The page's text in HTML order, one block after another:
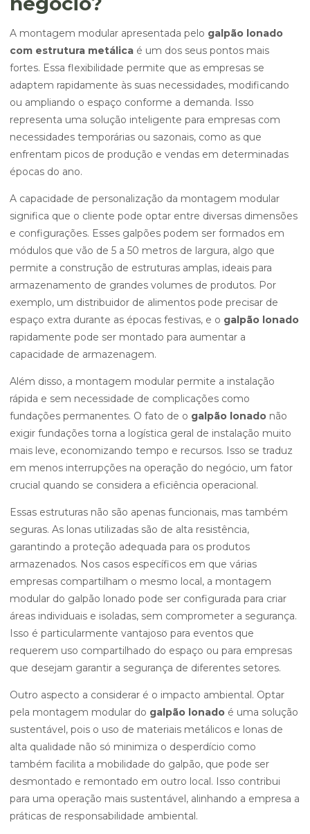
A montagem modular apresentada pelo galpão lonado
com estrutura metálica é um dos seus pontos mais
fortes. Essa flexibilidade permite que as empresas se
adaptem rapidamente às suas necessidades, modificando
ou ampliando o espaço conforme a demanda. Isso
representa uma solução inteligente para empresas com
necessidades temporárias ou sazonais, como as que
enfrentam picos de produção e vendas em determinadas
épocas do ano.
A capacidade de personalização da montagem modular
significa que o cliente pode optar entre diversas dimensões
e configurações. Esses galpões podem ser formados em
módulos que vão de 5 a 50 metros de largura, algo que
permite a construção de estruturas amplas, ideais para
armazenamento de grandes volumes de produtos. Por
exemplo, um distribuidor de alimentos pode precisar de
espaço extra durante as épocas festivas, e o galpão lonado
rapidamente pode ser montado para aumentar a
capacidade de armazenagem.
Além disso, a montagem modular permite a instalação
rápida e sem necessidade de complicações como
fundações permanentes. O fato de o galpão lonado não
exigir fundações torna a logística geral de instalação muito
mais leve, economizando tempo e recursos. Isso se traduz
em menos interrupções na operação do negócio, um fator
crucial quando se considera a eficiência operacional.
Essas estruturas não são apenas funcionais, mas também
seguras. As lonas utilizadas são de alta resistência,
garantindo a proteção adequada para os produtos
armazenados. Nos casos específicos em que várias
empresas compartilham o mesmo local, a montagem
modular do galpão lonado pode ser configurada para criar
áreas individuais e isoladas, sem comprometer a segurança.
Isso é particularmente vantajoso para eventos que
requerem uso compartilhado do espaço ou para empresas
que desejam garantir a segurança de diferentes setores.
Outro aspecto a considerar é o impacto ambiental. Optar
pela montagem modular do galpão lonado é uma solução
sustentável, pois o uso de materiais metálicos e lonas de
alta qualidade não só minimiza o desperdício como
também facilita a mobilidade do galpão, que pode ser
desmontado e remontado em outro local. Isso contribui
para uma operação mais sustentável, alinhando a empresa a
práticas de responsabilidade ambiental.